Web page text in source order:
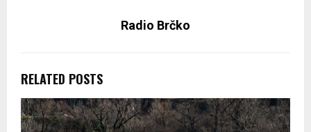
Radio Brčko
RELATED POSTS